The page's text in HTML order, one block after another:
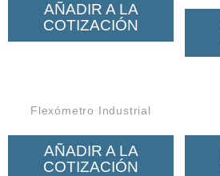
AÑADIR A LA
COTIZACIÓN
Flexómetro Industrial
AÑADIR A LA
COTIZACIÓN